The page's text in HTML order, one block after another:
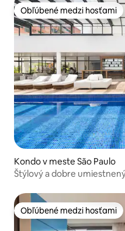
Obľúbené medzi hosťami
Obľúbené medzi hosťami
Kondo v meste São Paulo
Štýlový a dobre
Obľúbené medzi hosťami
Obľúbené medzi hosťami